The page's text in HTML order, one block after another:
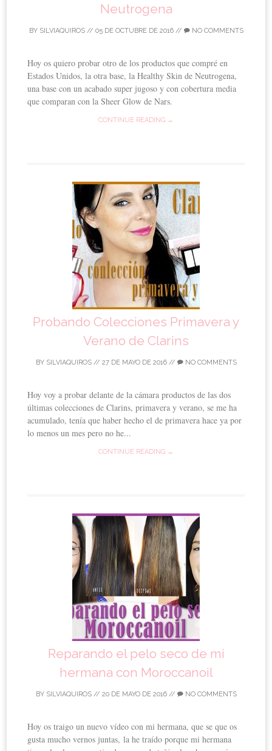
Neutrogena
BY SILVIAQUIROS// 05 DE OCTUBRE DE 2016// NO COMMENTS
Hoy os quiero probar otro de los productos que compré en
Estados Unidos, la otra base, la Healthy Skin de Neutrogena,
una base con un acabado super jugoso y con cobertura media
que comparan con la Sheer Glow de Nars.
CONTINUE READING →
Probando Colecciones Primavera y
Verano de Clarins
BY SILVIAQUIROS// 27 DE MAYO DE 2016// NO COMMENTS
Hoy voy a probar delante de la cámara productos de las dos
últimas colecciones de Clarins, primavera y verano, se me ha
acumulado, tenía que haber hecho el de primavera hace ya por
lo menos un mes pero no he...
CONTINUE READING →
Reparando el pelo seco de mi
hermana con Moroccanoil
BY SILVIAQUIROS// 20 DE MAYO DE 2016// NO COMMENTS
Hoy os traigo un nuevo vídeo con mi hermana, que se que os
gusta mucho vernos juntas, la he traído porque mi hermana